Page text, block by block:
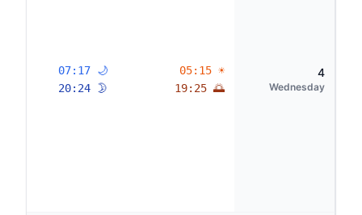
4
Wednesday
☀ 05:15
🌅 19:25
🌙 07:17
🌛 20:24